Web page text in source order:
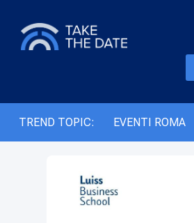
TREND TOPIC: EVENTI ROMA